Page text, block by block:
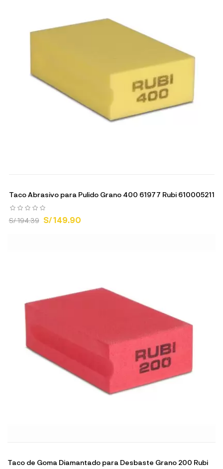
Taco Abrasivo para Pulido Grano 400 61977 Rubi 610005211
S/ 194.39 S/ 149.90
Taco de Goma Diamantado para Desbaste Grano 200 Rubi